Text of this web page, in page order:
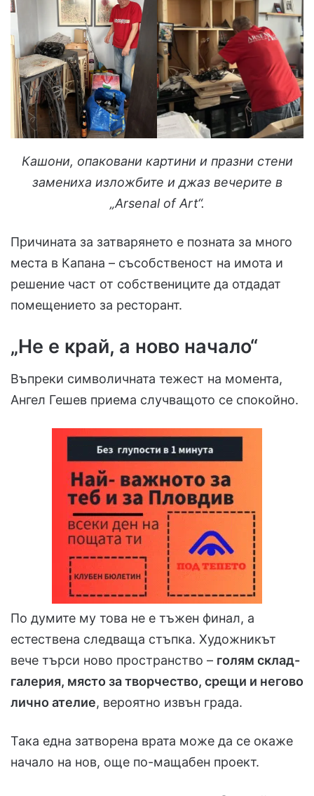
Кашони, опаковани картини и празни стени
замениха изложбите и джаз вечерите в
„Arsenal of Art“.
Причината за затварянето е позната за много
места в Капана – съсобственост на имота и
решение част от собствениците да отдадат
помещението за ресторант.
„Не е край, а ново начало“
Въпреки символичната тежест на момента,
Ангел Гешев приема случващото се спокойно.
По думите му това не е тъжен финал, а
естествена следваща стъпка. Художникът
вече търси ново пространство – голям склад-
галерия, място за творчество, срещи и негово
лично ателие, вероятно извън града.
Така една затворена врата може да се окаже
начало на нов, още по-мащабен проект.